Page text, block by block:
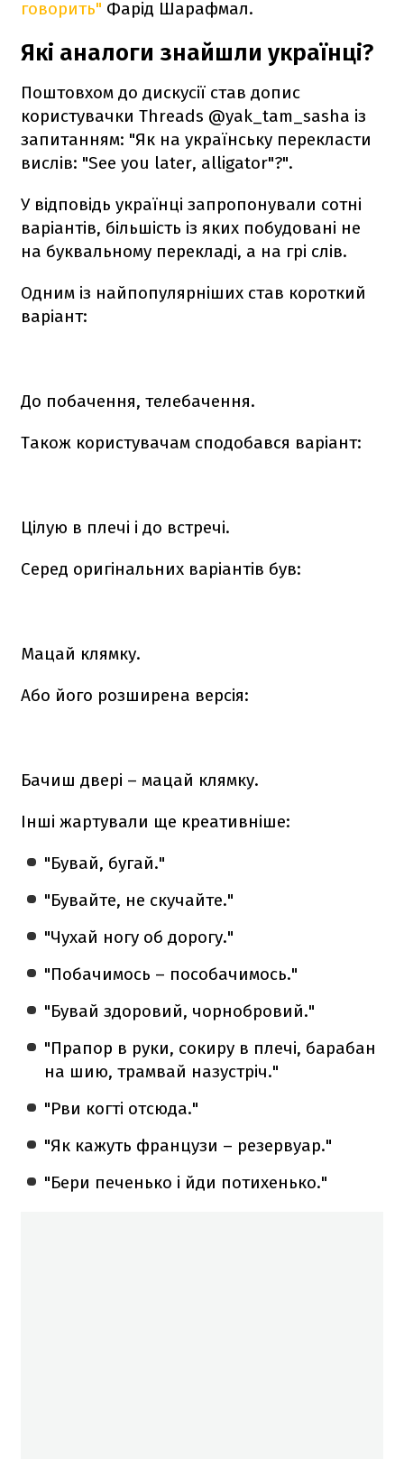
говорить" Фарід Шарафмал.
Які аналоги знайшли українці?
Поштовхом до дискусії став допис
користувачки Threads @yak_tam_sasha із
запитанням: "Як на українську перекласти
вислів: "See you later, alligator"?".
У відповідь українці запропонували сотні
варіантів, більшість із яких побудовані не
на буквальному перекладі, а на грі слів.
Одним із найпопулярніших став короткий
варіант:
До побачення, телебачення.
Також користувачам сподобався варіант:
Цілую в плечі і до встречі.
Серед оригінальних варіантів був:
Мацай клямку.
Або його розширена версія:
Бачиш двері – мацай клямку.
Інші жартували ще креативніше:
"Бувай, бугай."
"Бувайте, не скучайте."
"Чухай ногу об дорогу."
"Побачимось – пособачимось."
"Бувай здоровий, чорнобровий."
"Прапор в руки, сокиру в плечі, барабан
на шию, трамвай назустріч."
"Рви когті отсюда."
"Як кажуть французи – резервуар."
"Бери печенько і йди потихенько."